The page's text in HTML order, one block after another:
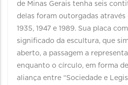
de Minas Gerais tenha seis
delas foram outorgadas através
1935, 1947 e 1989. Sua placa
significado da escultura, que
aberto, a passagem a
enquanto o círculo, em forma
aliança entre “Sociedade e